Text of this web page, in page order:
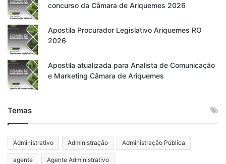
concurso da Câmara de Ariquemes 2026
Apostila Procurador Legislativo Ariquemes RO
2026
Apostila atualizada para Analista de Comunicação
e Marketing Câmara de Ariquemes
Temas
Administrativo Administração Administração Pública
agente Agente Administrativo